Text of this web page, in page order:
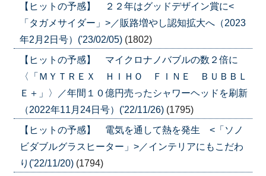
【ヒットの予感】 ２２年はグッドデザイン賞に<
「タガメサイダー」>／販路増やし認知拡大へ（2023
年2月2日号）('23/02/05) (1802)
【ヒットの予感】 マイクロナノバブルの数２倍に
〈「ＭＹＴＲＥＸ ＨＩＨＯ ＦＩＮＥ ＢＵＢＢＬ
Ｅ＋」〉／年間１０億円売ったシャワーヘッドを刷新
（2022年11月24日号）('22/11/26) (1795)
【ヒットの予感】 電気を通して熱を発生 <「ソノ
ビダブルグラスヒーター」>／インテリアにもこだわ
り('22/11/20) (1794)